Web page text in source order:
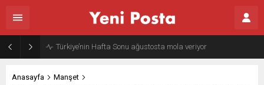
Gazze’nin geleceği: Teknokratik kontrol mü, kolonializm mi?
Anasayfa
Manşet